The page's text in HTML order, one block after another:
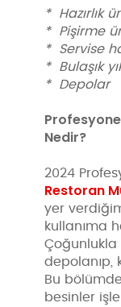
* Hazırlık
* Pişirme
* Servise
* Bulaşık
* Depolar
Nedir?
2024
Restoran
yer
kullanıma
Çoğunlukla
depolanıp,
Bu
besinler